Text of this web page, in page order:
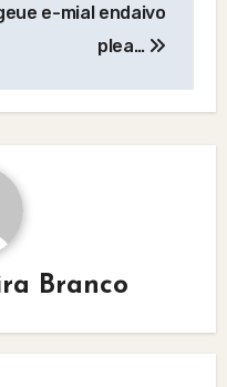
e-mial endaivo
plea…
Branco